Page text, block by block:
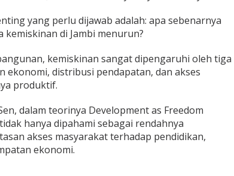
yang perlu dijawab adalah: apa sebenarnya
di Jambi menurun?
kemiskinan sangat dipengaruhi oleh tiga
distribusi pendapatan, dan akses
produktif.
dalam teorinya Development as Freedom
hanya dipahami sebagai rendahnya
akses masyarakat terhadap pendidikan,
ekonomi.